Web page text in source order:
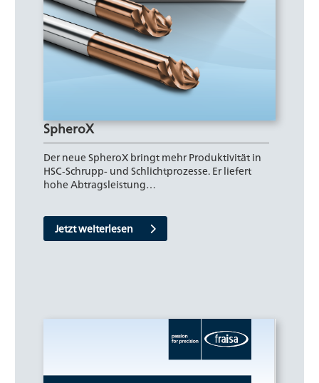
SpheroX
Der neue SpheroX bringt mehr Produktivität in
HSC‑Schrupp- und Schlichtprozesse. Er liefert
hohe Abtragsleistung…
Jetzt weiterlesen